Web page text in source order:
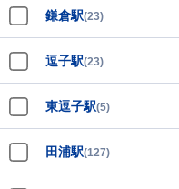
鎌倉駅(23)
逗子駅(23)
東逗子駅(5)
田浦駅(127)